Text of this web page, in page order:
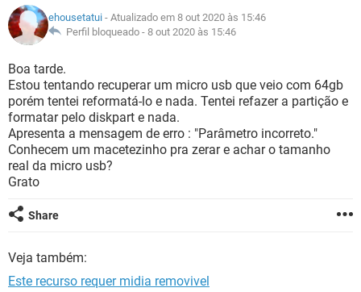
GUIA DE COMPRAS
INSTAGRAM GMAIL
GUIA DE COMPRAS
CELULAR
OUTLOOK EXCEL
INSTAGRAM
GUIA DE COMPRAS
JOGOS WHATSAPP
CELULAR
OUTLOOK
INSTAGRAM GMAIL
GUIA DE COMPRAS
GLOSSÁRIO
CELULAR FACEBOOK
OUTLOOK
INSTAGRAM
GUIA DE COMPRAS
ehousetatui - Atualizado em 8 out 2020 às 15:46
Perfil bloqueado - 8 out 2020 às 15:46
Boa tarde.
Estou tentando recuperar um micro usb que veio com 64gb
porém tentei reformatá-lo e nada. Tentei refazer a partição e
formatar pelo diskpart e nada.
Apresenta a mensagem de erro : "Parâmetro incorreto."
Conhecem um macetezinho pra zerar e achar o tamanho
real da micro usb?
Grato
Share
Veja também:
Este recurso requer midia removivel